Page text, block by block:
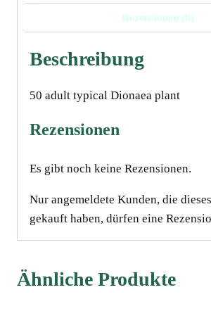
Rezensionen (0)
Beschreibung
50 adult typical Dionaea plant
Rezensionen
Es gibt noch keine Rezensionen.
Nur angemeldete Kunden, die
gekauft haben, dürfen eine
Ähnliche Produkte